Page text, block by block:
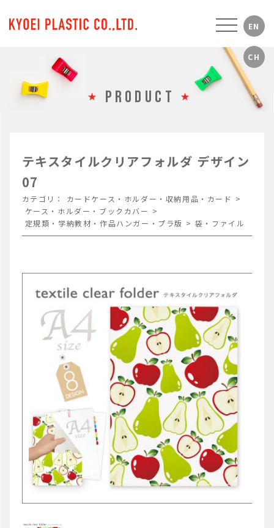
PRODUCT
テキスタイルクリアフォルダ デザイン
07
カテゴリ： カードケース・ホルダー・収納用品・カード >
ケース・ホルダー・ブックカバー >
定規類・学納教材・作品ハンガー・プラ版 > 袋・ファイル